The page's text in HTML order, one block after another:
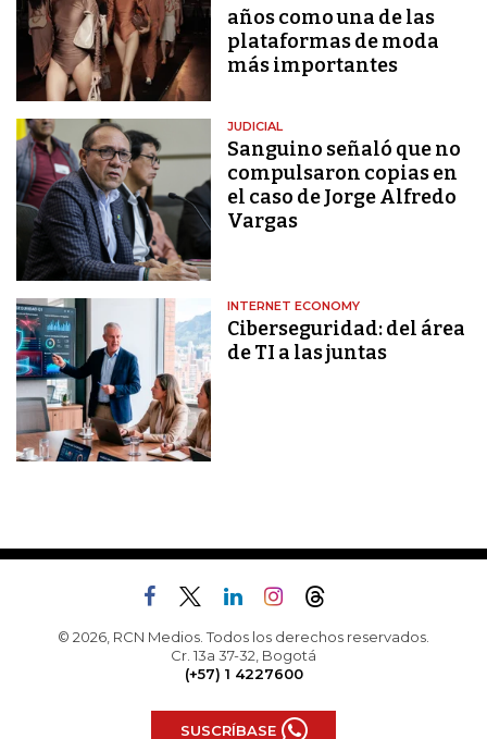
años como una de las
plataformas de moda
más importantes
JUDICIAL
Sanguino señaló que no
compulsaron copias en
el caso de Jorge Alfredo
Vargas
INTERNET ECONOMY
Ciberseguridad: del área
de TI a las juntas
© 2026, RCN Medios. Todos los derechos reservados.
Cr. 13a 37-32, Bogotá
(+57) 1 4227600
SUSCRÍBASE